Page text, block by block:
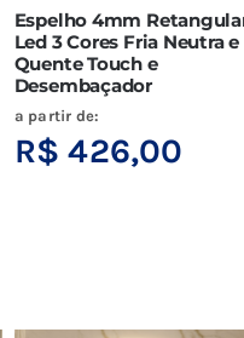
Espelho 4mm
Led 3 Cores Fria Neutra e
Quente Touch e
Desembaçador
a partir de:
R$ 426,00